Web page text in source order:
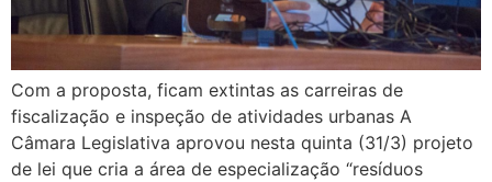
Com a proposta, ficam extintas as carreiras de
fiscalização e inspeção de atividades urbanas A
Câmara Legislativa aprovou nesta quinta (31/3) projeto
de lei que cria a área de especialização “resíduos